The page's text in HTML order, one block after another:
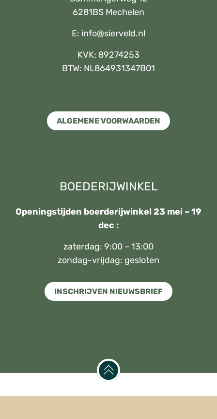
6281BS Mechelen
E: info@sierveld.nl
KVK: 89274253
BTW: NL864931347B01
ALGEMENE VOORWAARDEN
BOEDERIJWINKEL
Openingstijden boerderijwinkel 23 mei – 19
dec :
zaterdag: 9:00 – 13:00
zondag-vrijdag: gesloten
INSCHRIJVEN NIEUWSBRIEF